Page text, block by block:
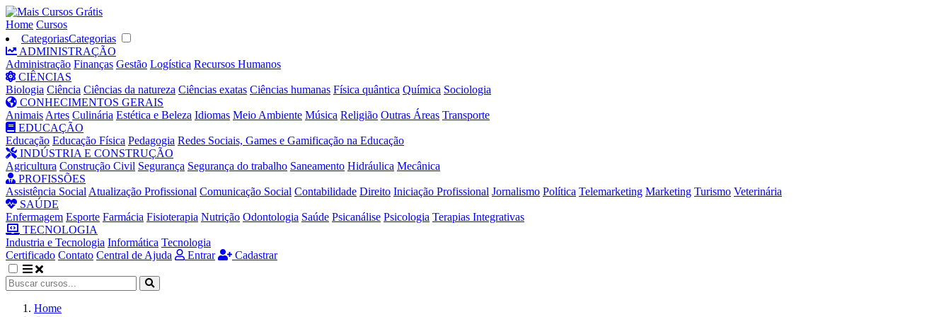
Home Cursos
CategoriasCategorias
ADMINISTRAÇÃO
Administração Finanças Gestão Logística Recursos Humanos
CIÊNCIAS
Biologia Ciência Ciências da natureza Ciências exatas Ciências humanas Física quântica Química Sociologia
CONHECIMENTOS GERAIS
Animais Artes Culinária Estética e Beleza Idiomas Meio Ambiente Música Religião Outras Áreas Transporte
EDUCAÇÃO
Educação Educação Física Pedagogia Redes Sociais, Games e Gamificação na Educação
INDÚSTRIA E CONSTRUÇÃO
Agricultura Construção Civil Segurança Segurança do trabalho Saneamento Hidráulica Mecânica
PROFISSÕES
Assistência Social Atualização Profissional Comunicação Social Contabilidade Direito Iniciação Profissional Jornalismo Política Telemarketing Marketing Turismo Veterinária
SAÚDE
Enfermagem Esporte Farmácia Fisioterapia Nutrição Odontologia Saúde Psicanálise Psicologia Terapias Integrativas
TECNOLOGIA
Industria e Tecnologia Informática Tecnologia
Certificado Contato Central de Ajuda Entrar Cadastrar
Home